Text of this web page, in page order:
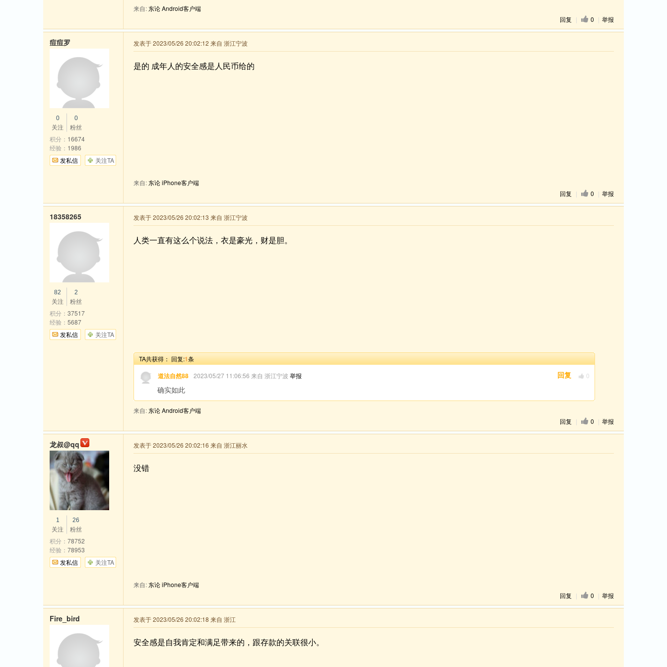
来自:东论 Android客户端
回复 | 0 | 举报
发表于 2023/05/26 20:02:12 来自 浙江宁波
是的 成年人的安全感是人民币给的
来自:东论 iPhone客户端
回复 | 0 | 举报
痘痘罗
0
关注
0
粉丝
积分： 16674
经验： 1986
发私信
关注TA
发表于 2023/05/26 20:02:13 来自 浙江宁波
人类一直有这么个说法，衣是豪光，财是胆。
TA共获得：回复:1条
道法自然88 2023/05/27 11:06:56 来自 浙江宁波 举报 0
回复
确实如此
来自:东论 Android客户端
回复 | 0 | 举报
18358265
82
关注
2
粉丝
积分： 37517
经验： 5687
发私信
关注TA
发表于 2023/05/26 20:02:16 来自 浙江丽水
没错
来自:东论 iPhone客户端
回复 | 0 | 举报
龙叔@qq
1
关注
26
粉丝
积分： 78752
经验： 78953
发私信
关注TA
发表于 2023/05/26 20:02:18 来自 浙江
安全感是自我肯定和满足带来的，跟存款的关联很小。
Fire_bird